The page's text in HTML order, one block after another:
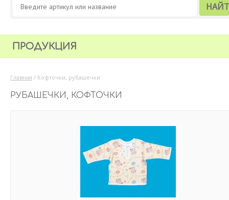
ПРОДУКЦИЯ
Главная / Кофточки, рубашечки
РУБАШЕЧКИ, КОФТОЧКИ